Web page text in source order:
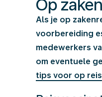
Op
Als je op
voorbereiding
medewerkers
om eventuele
tips voor op reis